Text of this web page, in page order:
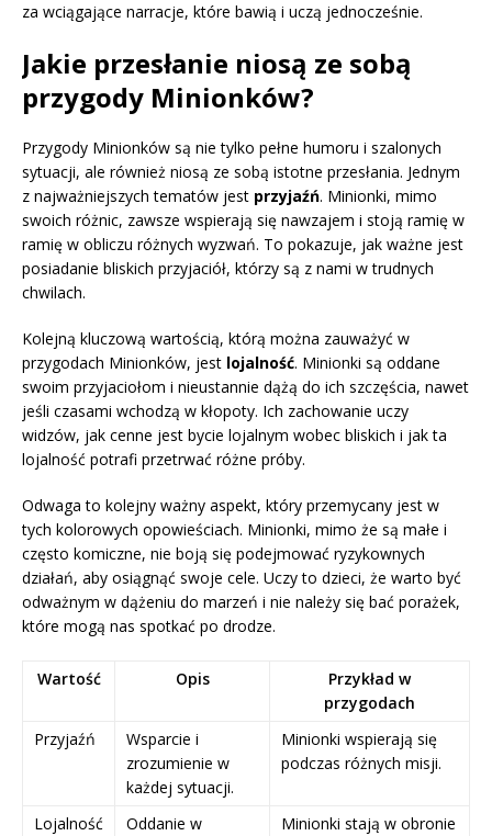
za wciągające narracje, które bawią i uczą jednocześnie.
Jakie przesłanie niosą ze sobą
przygody Minionków?
Przygody Minionków są nie tylko pełne humoru i szalonych
sytuacji, ale również niosą ze sobą istotne przesłania. Jednym
z najważniejszych tematów jest przyjaźń. Minionki, mimo
swoich różnic, zawsze wspierają się nawzajem i stoją ramię w
ramię w obliczu różnych wyzwań. To pokazuje, jak ważne jest
posiadanie bliskich przyjaciół, którzy są z nami w trudnych
chwilach.
Kolejną kluczową wartością, którą można zauważyć w
przygodach Minionków, jest lojalność. Minionki są oddane
swoim przyjaciołom i nieustannie dążą do ich szczęścia, nawet
jeśli czasami wchodzą w kłopoty. Ich zachowanie uczy
widzów, jak cenne jest bycie lojalnym wobec bliskich i jak ta
lojalność potrafi przetrwać różne próby.
Odwaga to kolejny ważny aspekt, który przemycany jest w
tych kolorowych opowieściach. Minionki, mimo że są małe i
często komiczne, nie boją się podejmować ryzykownych
działań, aby osiągnąć swoje cele. Uczy to dzieci, że warto być
odważnym w dążeniu do marzeń i nie należy się bać porażek,
które mogą nas spotkać po drodze.
Wartość Opis
Przykład w
przygodach
Przyjaźń
Wsparcie i
zrozumienie w
każdej sytuacji.
Minionki wspierają się
podczas różnych misji.
Lojalność
Oddanie w
Minionki stają w obronie